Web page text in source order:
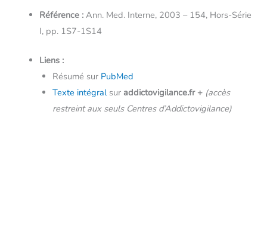
Référence : Ann. Med. Interne, 2003 – 154, Hors-Série
I, pp. 1S7-1S14
Liens :
Résumé sur PubMed
Texte intégralsur addictovigilance.fr + (accès
restreint aux seuls Centres d’Addictovigilance)